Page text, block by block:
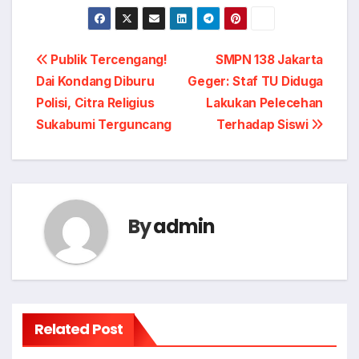
Post
navigation
SMPN 138 Jakarta
Geger: Staf TU Diduga
Lakukan Pelecehan
Terhadap Siswi
Publik Tercengang!
Dai Kondang Diburu
Polisi, Citra Religius
Sukabumi Terguncang
Byadmin
Related Post